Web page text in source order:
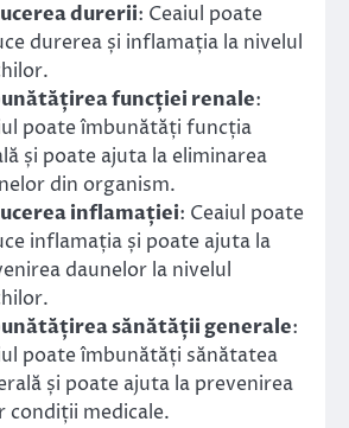
durerii: Ceaiul poate
durerea și inflamația la nivelul
funcției renale:
poate îmbunătăți funcția
și poate ajuta la eliminarea
din organism.
inflamației: Ceaiul poate
inflamația și poate ajuta la
daunelor la nivelul
sănătății generale:
poate îmbunătăți sănătatea
și poate ajuta la prevenirea
condiții medicale.